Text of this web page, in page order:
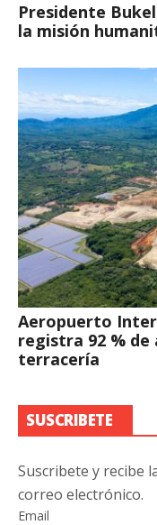
Presidente
la misión
Aeropuerto
registra 92 % de
terracería
SUSCRIBETE
Suscribete y recibe
correo electrónico.
Email